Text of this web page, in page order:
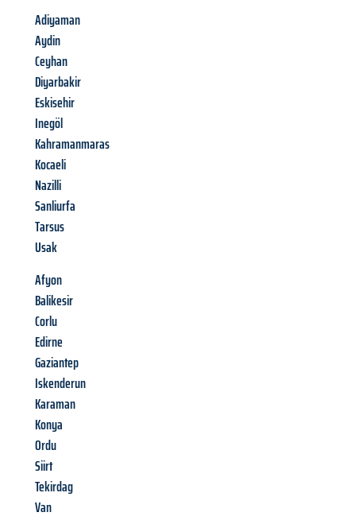
Adiyaman
Aydin
Ceyhan
Diyarbakir
Eskisehir
Inegöl
Kahramanmaras
Kocaeli
Nazilli
Sanliurfa
Tarsus
Usak
Afyon
Balikesir
Corlu
Edirne
Gaziantep
Iskenderun
Karaman
Konya
Ordu
Siirt
Tekirdag
Van